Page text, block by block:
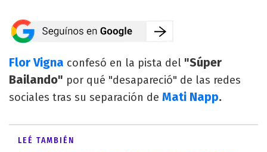
Flor Vigna confesó en la pista del "Súper
Bailando" por qué "desapareció" de las redes
sociales tras su separación de Mati Napp.
LEÉ TAMBIÉN